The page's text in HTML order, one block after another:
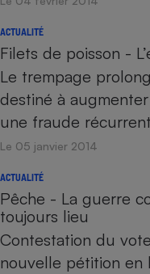
ACTUALITÉ
Filets de poisson -
Le trempage
destiné à
une fraude
Le 05 janvier 2014
ACTUALITÉ
Pêche - La guerre
toujours lieu
Contestation du
nouvelle pétition en